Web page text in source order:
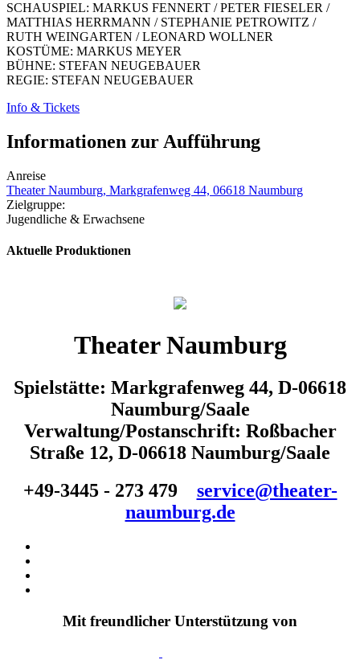
SCHAUSPIEL: MARKUS FENNERT / PETER FIESELER /
MATTHIAS HERRMANN / STEPHANIE PETROWITZ /
RUTH WEINGARTEN / LEONARD WOLLNER
KOSTÜME: MARKUS MEYER
BÜHNE: STEFAN NEUGEBAUER
REGIE: STEFAN NEUGEBAUER
Info & Tickets
Informationen zur Aufführung
Anreise
Theater Naumburg, Markgrafenweg 44, 06618 Naumburg
Zielgruppe:
Jugendliche & Erwachsene
Aktuelle Produktionen
Theater Naumburg
Spielstätte: Markgrafenweg 44, D-06618
Naumburg/Saale
Verwaltung/Postanschrift: Roßbacher
Straße 12, D-06618 Naumburg/Saale
+49-3445 - 273 479
service@theater-
naumburg.de
Mit freundlicher Unterstützung von